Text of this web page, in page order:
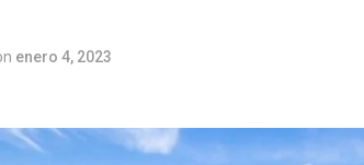
enero 4, 2023